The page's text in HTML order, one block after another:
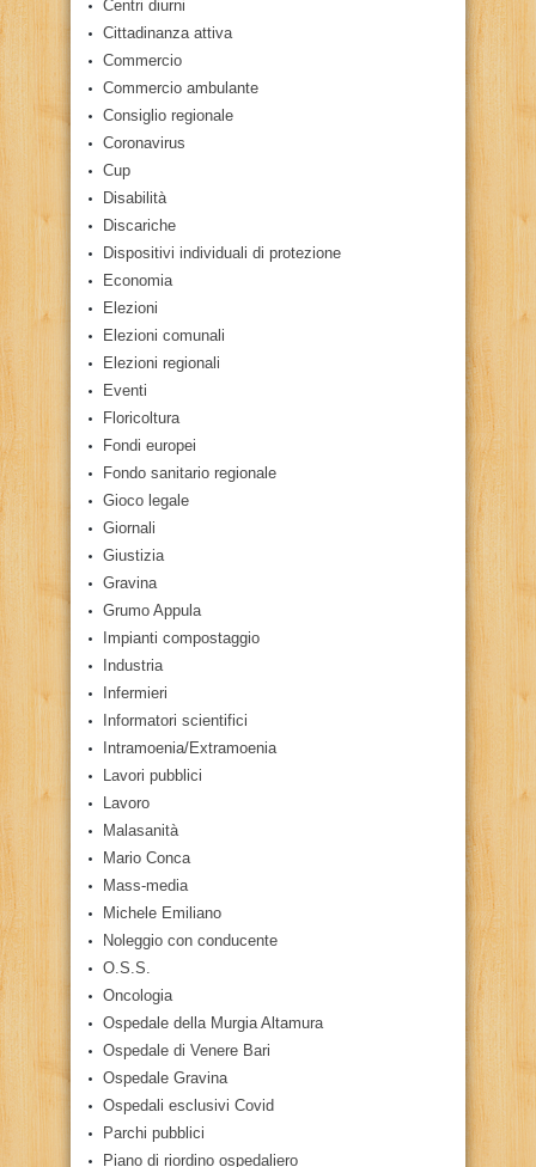
Centri diurni
Cittadinanza attiva
Commercio
Commercio ambulante
Consiglio regionale
Coronavirus
Cup
Disabilità
Discariche
Dispositivi individuali di protezione
Economia
Elezioni
Elezioni comunali
Elezioni regionali
Eventi
Floricoltura
Fondi europei
Fondo sanitario regionale
Gioco legale
Giornali
Giustizia
Gravina
Grumo Appula
Impianti compostaggio
Industria
Infermieri
Informatori scientifici
Intramoenia/Extramoenia
Lavori pubblici
Lavoro
Malasanità
Mario Conca
Mass-media
Michele Emiliano
Noleggio con conducente
O.S.S.
Oncologia
Ospedale della Murgia Altamura
Ospedale di Venere Bari
Ospedale Gravina
Ospedali esclusivi Covid
Parchi pubblici
Piano di riordino ospedaliero